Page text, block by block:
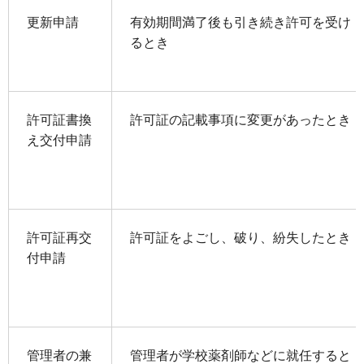
更新申請
有効期間満了後も引き続き許可を受け
るとき
許可証書換
え交付申請
許可証の記載事項に変更があったとき
許可証再交
付申請
許可証をよごし、破り、紛失したとき
管理者の兼
管理者が学校薬剤師などに就任すると